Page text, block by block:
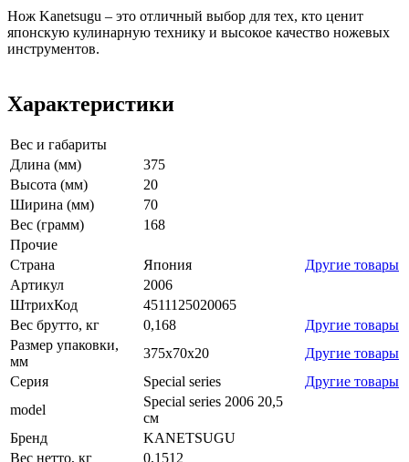
Нож Kanetsugu – это отличный выбор для тех, кто ценит
японскую кулинарную технику и высокое качество ножевых
инструментов.
Характеристики
Вес и габариты
Длина (мм)
375
Высота (мм)
20
Ширина (мм)
70
Вес (грамм)
168
Прочие
Страна
Япония
Другие товары
Артикул
2006
ШтрихКод
4511125020065
Вес брутто, кг
0,168
Другие товары
Размер упаковки,
мм
375x70x20
Другие товары
Серия
Special series
Другие товары
model
Special series 2006 20,5
см
Бренд
KANETSUGU
Вес нетто, кг
0,1512